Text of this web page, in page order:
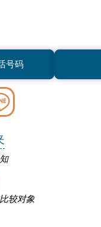
号码
较对象